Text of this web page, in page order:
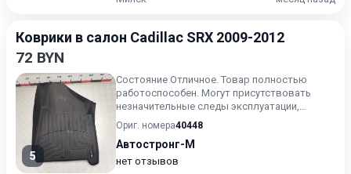
Коврики в салон Cadillac SRX 2009-2012
72 BYN
5
Состояние Отличное. Товар полностью
работоспособен. Могут присутствовать
незначительные следы эксплуатации,
царапины на лакокрасочном покрыт...
Ориг. номера40448
Автостронг-М
нет отзывов